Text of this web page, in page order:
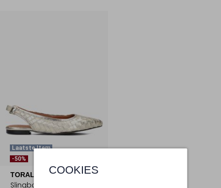
COOKIES
Laatste Item
-50%
TORAL
Slingbacks